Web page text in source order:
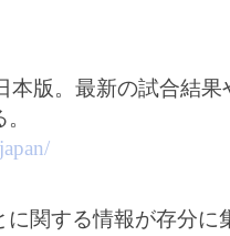
本版。最新の試合結
に関する情報が存分